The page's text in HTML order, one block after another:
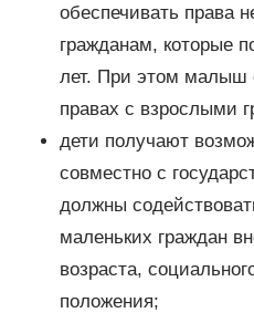
обеспечивать права
гражданам, которые
лет. При этом малыш
правах с взрослыми
дети получают
совместно с
должны
маленьких граждан
возраста,
положения;